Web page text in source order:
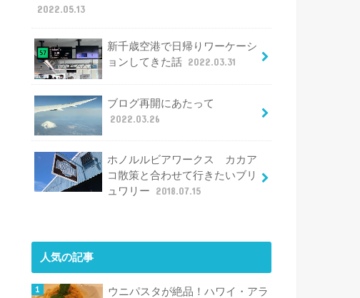
2022.05.13
新千歳空港で日帰りワーケーシ
ョンしてきた話 2022.03.31
ブログ再開にあたって
2022.03.26
ホノルルビアワークス カカア
コ散策と合わせて行きたいブリ
ュワリー
2018.07.15
人気の記事
ウニパスタが絶品！ハワイ・アラ